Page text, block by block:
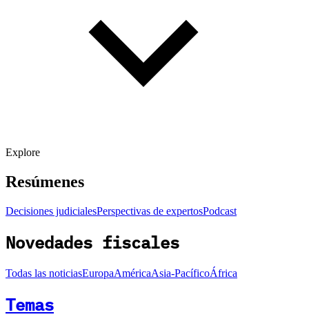
Explore
Resúmenes
Decisiones judicialesPerspectivas de expertosPodcast
Novedades fiscales
Todas las noticiasEuropaAméricaAsia-PacíficoÁfrica
Temas